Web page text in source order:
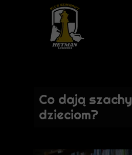
Co dają szachy
dzieciom?